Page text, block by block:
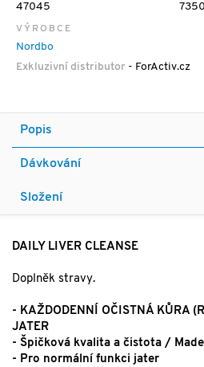
47045
VÝROBCE
Nordbo
Exkluzivní distributor - ForActiv.cz
Popis
Dávkování
Složení
DAILY LIVER CLEANSE
Doplněk stravy.
- KAŽDODENNÍ OČISTNÁ KŮRA
JATER
- Špičková kvalita a čistota /
- Pro normální funkci jater